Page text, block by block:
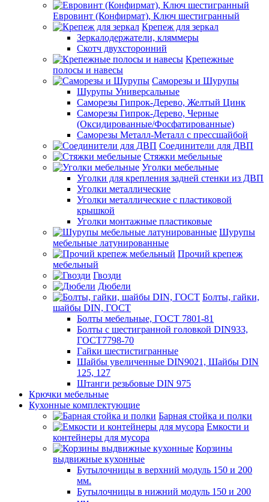
Евровинт (Конфирмат), Ключ шестигранный
Крепеж для зеркал
Зеркалодержатели, кляммеры
Скотч двухсторонний
Крепежные
полосы и навесы
Саморезы и Шурупы
Шурупы Универсальные
Саморезы Гипрок-Дерево, Желтый Цинк
Саморезы Гипрок-Дерево, Черные
(Оксидированные/Фосфатированные)
Саморезы Металл-Металл с прессшайбой
Соединители для ДВП
Стяжки мебельные
Уголки мебельные
Уголки для крепления задней стенки из ДВП
Уголки металлические
Уголки металлические с пластиковой
крышкой
Уголки монтажные пластиковые
Шурупы
мебельные латунированные
Прочий крепеж
мебельный
Гвозди
Дюбели
Болты, гайки,
шайбы DIN, ГОСТ
Болты мебельные, ГОСТ 7801-81
Болты с шестигранной головкой DIN933,
ГОСТ7798-70
Гайки шестистигранные
Шайбы увеличенные DIN9021, Шайбы DIN
125, 127
Штанги резьбовые DIN 975
Крючки мебельные
Кухонные комплектующие
Барная стойка и полки
Емкости и
контейнеры для мусора
Корзины
выдвижные кухонные
Бутылочницы в верхний модуль 150 и 200
мм.
Бутылочницы в нижний модуль 150 и 200